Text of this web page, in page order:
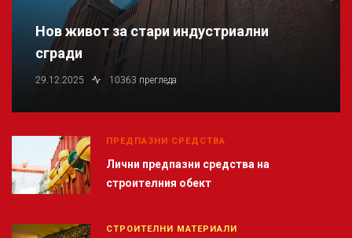
Нов живот за стари индустриални
сгради
29.12.2025 10363 прегледа
ПРЕДПАЗНИ СРЕДСТВА
Лични предпазни средства на
строителния обект
СТРОИТЕЛНИ МАТЕРИАЛИ